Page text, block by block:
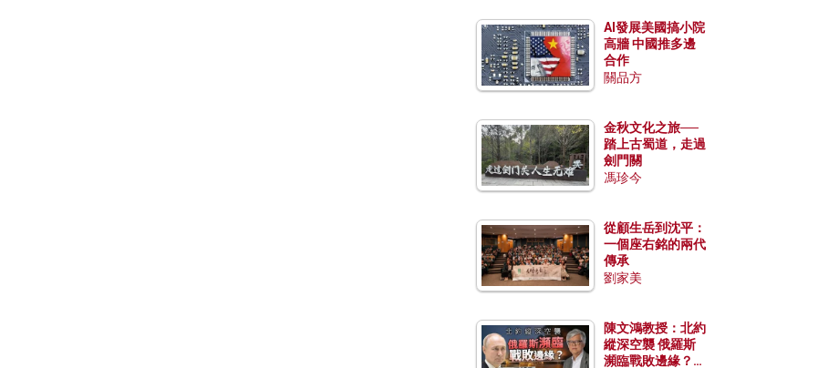
AI發展美國搞小院
高牆 中國推多邊
合作
關品方
金秋文化之旅──
踏上古蜀道，走過
劍門關
馮珍今
從顧生岳到沈平：
一個座右銘的兩代
傳承
劉家美
陳文鴻教授：北約
縱深空襲 俄羅斯
瀕臨戰敗邊緣？中